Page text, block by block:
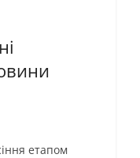
етапом